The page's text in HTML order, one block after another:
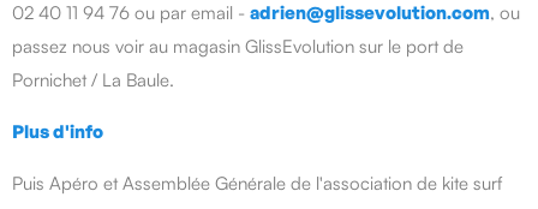
02 40 11 94 76 ou par email - adrien@glissevolution.com, ou
passez nous voir au magasin GlissEvolution sur le port de
Pornichet / La Baule.
Plus d'info
Puis Apéro et Assemblée Générale de l'association de kite surf